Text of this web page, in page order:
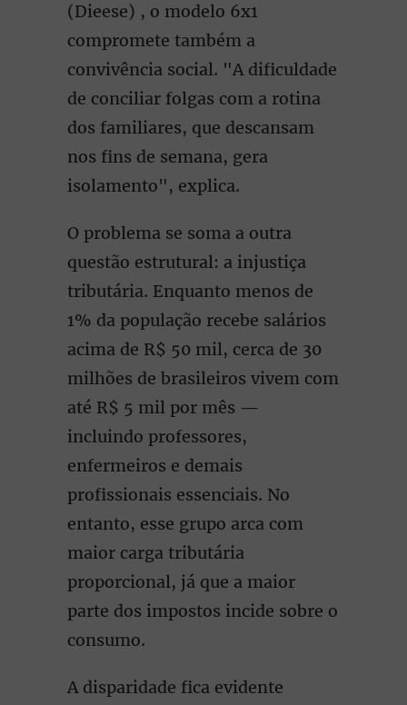
(Dieese) , o modelo 6x1
compromete também a
convivência social. "A dificuldade
de conciliar folgas com a rotina
dos familiares, que descansam
nos fins de semana, gera
isolamento", explica.
O problema se soma a outra
questão estrutural: a injustiça
tributária. Enquanto menos de
1% da população recebe salários
acima de R$ 50 mil, cerca de 30
milhões de brasileiros vivem com
até R$ 5 mil por mês —
incluindo professores,
enfermeiros e demais
profissionais essenciais. No
entanto, esse grupo arca com
maior carga tributária
proporcional, já que a maior
parte dos impostos incide sobre o
consumo.
A disparidade fica evidente